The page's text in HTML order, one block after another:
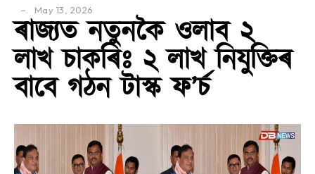
May 13, 2026
ৰাজ্যত নতুনকৈ ওলাব ২
লাখ চাকৰিঃ ২ লাখ নিযুক্তিৰ
বাবে গঠন টাস্ক ফ’ৰ্চ